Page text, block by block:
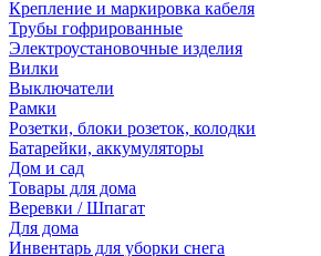
Крепление и маркировка кабеля
Трубы гофрированные
Электроустановочные изделия
Вилки
Выключатели
Рамки
Розетки, блоки розеток, колодки
Батарейки, аккумуляторы
Дом и сад
Товары для дома
Веревки / Шпагат
Для дома
Инвентарь для уборки снега